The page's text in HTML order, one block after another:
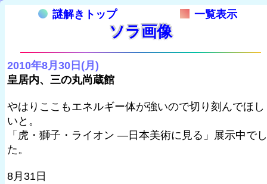
謎解きトップ 一覧表示
ソラ画像
2010年8月30日(月)
皇居内、三の丸尚蔵館
やはりここもエネルギー体が強いので切り刻んでほし
いと。
「虎・獅子・ライオン —日本美術に見る」展示中でし
た。
8月31日